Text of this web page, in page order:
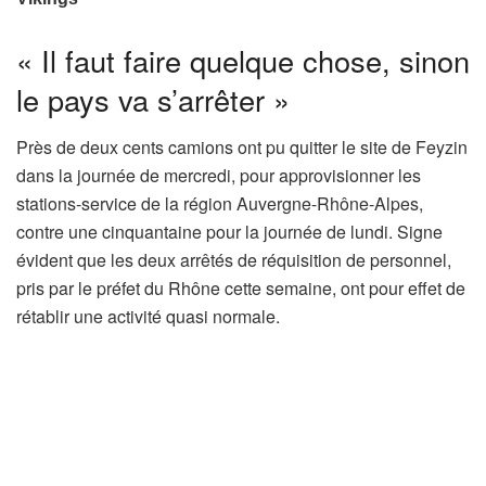
« Il faut faire quelque chose, sinon
le pays va s’arrêter »
Près de deux cents camions ont pu quitter le site de Feyzin
dans la journée de mercredi, pour approvisionner les
stations-service de la région Auvergne-Rhône-Alpes,
contre une cinquantaine pour la journée de lundi. Signe
évident que les deux arrêtés de réquisition de personnel,
pris par le préfet du Rhône cette semaine, ont pour effet de
rétablir une activité quasi normale.